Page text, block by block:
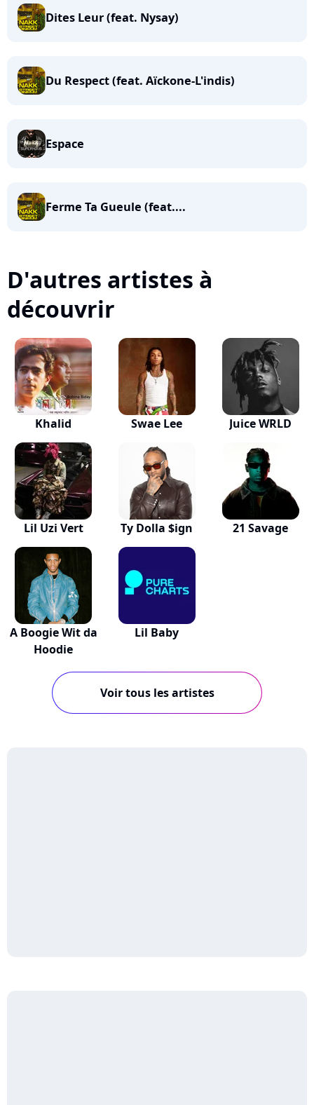
Dites Leur (feat. Nysay)
Du Respect (feat. Aïckone-L'indis)
Espace
Ferme Ta Gueule (feat....
D'autres artistes à
découvrir
Khalid Swae Lee Juice WRLD
Lil Uzi Vert Ty Dolla $ign 21 Savage
A Boogie Wit da
Hoodie
Lil Baby
Voir tous les artistes